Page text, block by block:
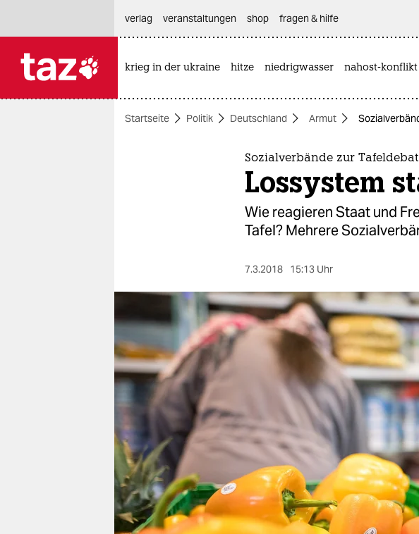
themen
berlin
nord
wahrheit
verlag
verlag
veranstaltungen
shop
fragen & hilfe
verlag
veranstaltungen shop fragen & hilfe
krieg in der ukraine hitze niedrigwasser nahost-konflikt
Startseite Politik Deutschland Armut
Sozialverbände zur
Lossystem
Wie reagieren Staat und
Tafel? Mehrere
7.3.2018 15:13 Uhr